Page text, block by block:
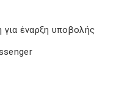
έναρξη υποβολής